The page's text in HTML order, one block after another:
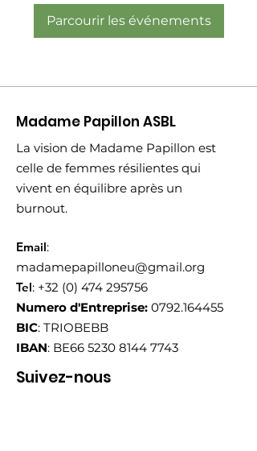
Parcourir les événements
Madame Papillon ASBL
La vision de Madame Papillon est
celle de femmes résilientes qui
vivent en équilibre après un
burnout.
Email:
madamepapilloneu@gmail.org
Tel: +32 (0) 474 295756
Numero d'Entreprise: 0792.164455
BIC: TRIOBEBB
IBAN: BE66 5230 8144 7743
Suivez-nous